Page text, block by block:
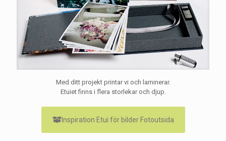
Med ditt projekt printar vi och laminerar.
Etuiet finns i flera storlekar och djup.
Inspiration Etui för bilder Fotoutsida